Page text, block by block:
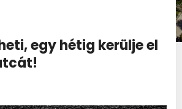
egy hétig kerülje el